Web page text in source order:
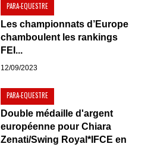
PARA-EQUESTRE
Les championnats d’Europe
chamboulent les rankings
FEI...
12/09/2023
PARA-EQUESTRE
Double médaille d'argent
européenne pour Chiara
Zenati/Swing Royal*IFCE en